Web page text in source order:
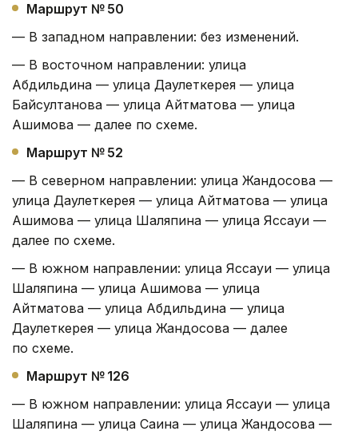
Маршрут № 50
— В западном направлении: без изменений.
— В восточном направлении: улица
Абдильдина — улица Даулеткерея — улица
Байсултанова — улица Айтматова — улица
Ашимова — далее по схеме.
Маршрут № 52
— В северном направлении: улица Жандосова —
улица Даулеткерея — улица Айтматова — улица
Ашимова — улица Шаляпина — улица Яссауи —
далее по схеме.
— В южном направлении: улица Яссауи — улица
Шаляпина — улица Ашимова — улица
Айтматова — улица Абдильдина — улица
Даулеткерея — улица Жандосова — далее
по схеме.
Маршрут № 126
— В южном направлении: улица Яссауи — улица
Шаляпина — улица Саина — улица Жандосова —